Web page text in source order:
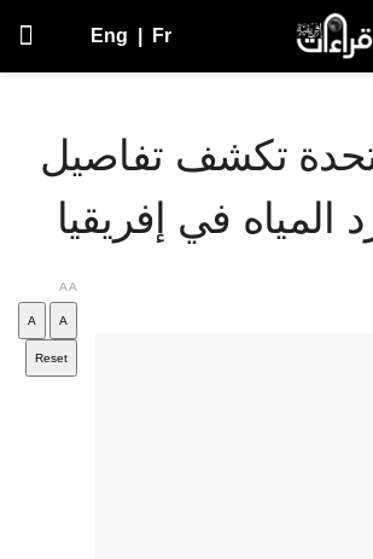
Eng Fr
تكشف تفاصيل
المياه في إفريقيا
AA
A
A
Reset